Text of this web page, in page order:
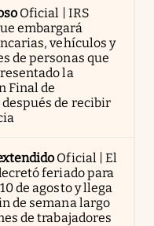
Oficial | IRS
embargará
vehículos y
de personas que
la
Final de
de recibir
Oficial | El
feriado para
de agosto y llega
de semana largo
de trabajadores